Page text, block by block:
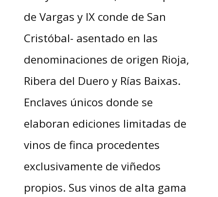
de Vargas y IX conde de San
Cristóbal- asentado en las
denominaciones de origen Rioja,
Ribera del Duero y Rías Baixas.
Enclaves únicos donde se
elaboran ediciones limitadas de
vinos de finca procedentes
exclusivamente de viñedos
propios. Sus vinos de alta gama